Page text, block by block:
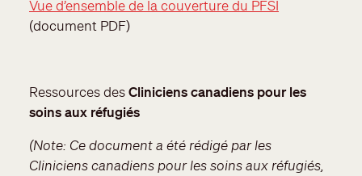
Vue d’ensemble de la couverture du PFSI
(document PDF)
Ressources desCliniciens canadiens pour les
soins aux réfugiés
(Note: Ce document a été rédigé par les
Cliniciens canadiens pour les soins aux réfugiés,